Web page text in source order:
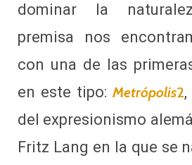
dominar la
premisa nos
con una de las
en este tipo: Metrópolis2
del expresionismo
Fritz Lang en la que se